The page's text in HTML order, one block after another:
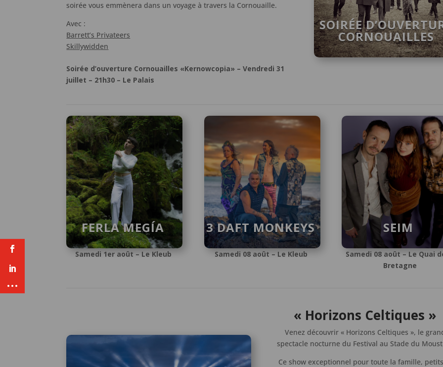
soirée vous emmènera dans un voyage à travers la Cornouaille.
Avec :
Barrett’s Privateers
Skillywidden
Soirée d’ouverture Cornouailles «Kernowcopia» – Vendredi 31
juillet – 21h30 – Le Palais
SOIRÉE
CORNOUAILLES
FERLA MEGÍA
Samedi 1er août – Le Kleub
3 DAFT MONKEYS
Samedi 08 août – Le Kleub
SEIM
Samedi 08 août – Le Quai
Bretagne
« Horizons Celtiques »
Venez découvrir « Horizons Celtiques », le
spectacle nocturne du Festival au Stade du
Ce show exceptionnel pour toute la famille,